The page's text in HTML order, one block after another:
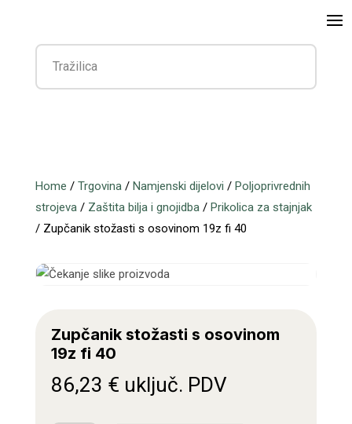
Home / Trgovina/ Namjenski dijelovi / Poljoprivrednih
strojeva/ Zaštita bilja i gnojidba/ Prikolica za stajnjak
/ Zupčanik stožasti s osovinom 19z fi 40
Zupčanik stožasti s osovinom
19z fi 40
86,23 € uključ. PDV